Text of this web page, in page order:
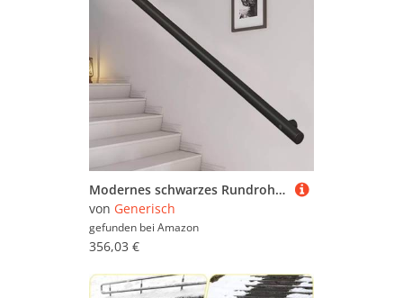
Modernes schwarzes Rundrohrgeländer aus Edelstahl für Innen- und Außentreppen 30–600 cm, verstellbare Länge (Größe: 270 cm)
von Generisch
gefunden bei Amazon
356,03 €